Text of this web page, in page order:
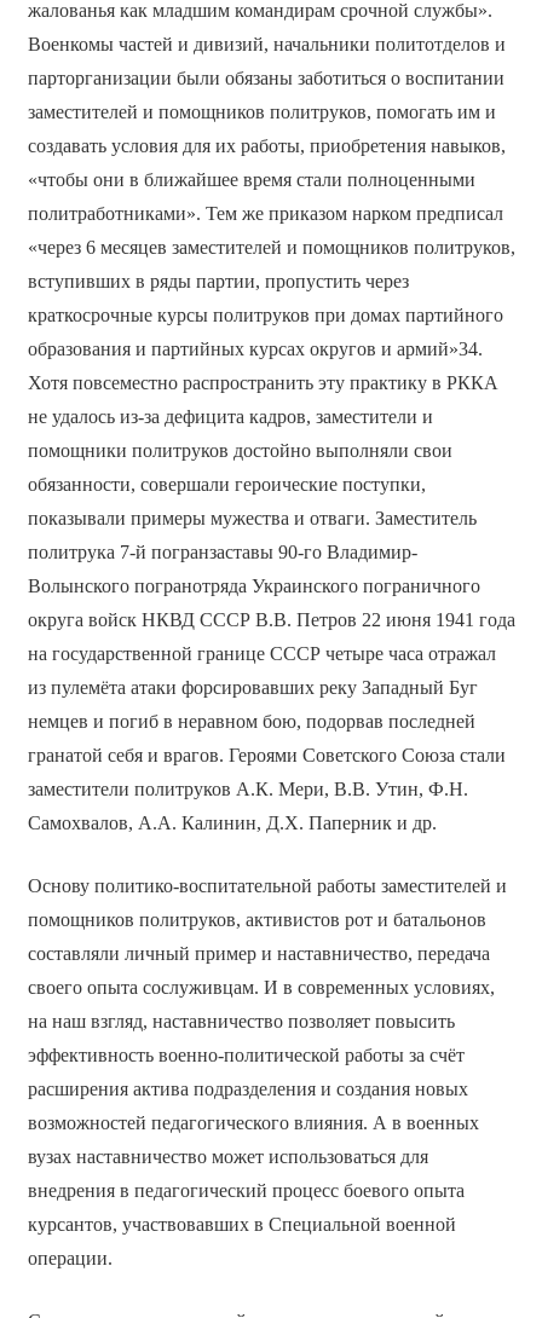
жалованья как младшим командирам срочной службы».
Военкомы частей и дивизий, начальники политотделов и
парторганизации были обязаны заботиться о воспитании
заместителей и помощников политруков, помогать им и
создавать условия для их работы, приобретения навыков,
«чтобы они в ближайшее время стали полноценными
политработниками». Тем же приказом нарком предписал
«через 6 месяцев заместителей и помощников политруков,
вступивших в ряды партии, пропустить через
краткосрочные курсы политруков при домах партийного
образования и партийных курсах округов и армий»34.
Хотя повсеместно распространить эту практику в РККА
не удалось из-за дефицита кадров, заместители и
помощники политруков достойно выполняли свои
обязанности, совершали героические поступки,
показывали примеры мужества и отваги. Заместитель
политрука 7-й погранзаставы 90-го Владимир-
Волынского погранотряда Украинского пограничного
округа войск НКВД СССР В.В. Петров 22 июня 1941 года
на государственной границе СССР четыре часа отражал
из пулемёта атаки форсировавших реку Западный Буг
немцев и погиб в неравном бою, подорвав последней
гранатой себя и врагов. Героями Советского Союза стали
заместители политруков А.К. Мери, В.В. Утин, Ф.Н.
Самохвалов, А.А. Калинин, Д.Х. Паперник и др.
Основу политико-воспитательной работы заместителей и
помощников политруков, активистов рот и батальонов
составляли личный пример и наставничество, передача
своего опыта сослуживцам. И в современных условиях,
на наш взгляд, наставничество позволяет повысить
эффективность военно-политической работы за счёт
расширения актива подразделения и создания новых
возможностей педагогического влияния. А в военных
вузах наставничество может использоваться для
внедрения в педагогический процесс боевого опыта
курсантов, участвовавших в Специальной военной
операции.